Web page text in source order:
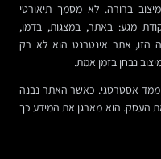
ברורה. לא מסמך תיאורטי
מגע: באתר, במצגות, בדמו,
הזו, אתר אינטרנט הוא לא רק
נבחן בזמן אמת.
אסטרטגי. כאשר האתר נבנה
העסק. הוא מארגן את המידע כך